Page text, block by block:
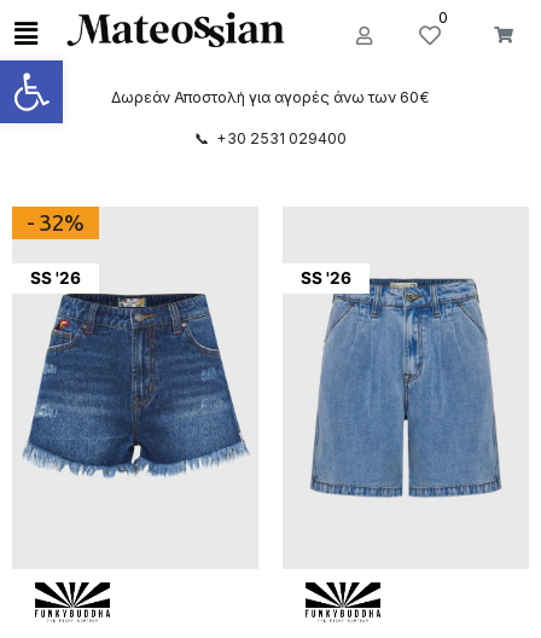
Ανοίξτε τη γραμμή εργαλείων
0
Δωρεάν Αποστολή για αγορές άνω των 60€
📞 +30 2531 029400
SS '26
- 32%
SS '26